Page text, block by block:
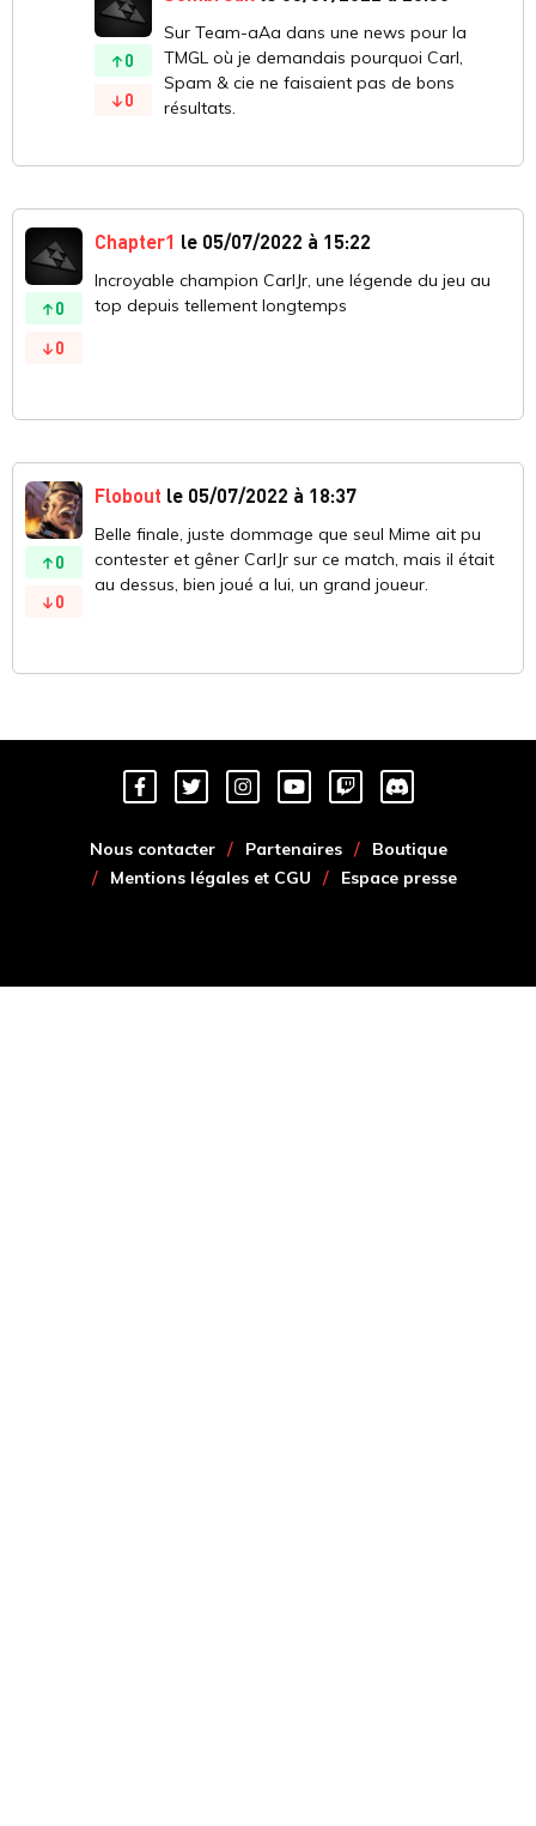
0
0
Sur Team-aAa dans une news pour la
TMGL où je demandais pourquoi Carl,
Spam & cie ne faisaient pas de bons
résultats.
0
0
Chapter1 le 05/07/2022 à 15:22
Incroyable champion CarlJr, une légende du jeu au
top depuis tellement longtemps
0
0
Flobout le 05/07/2022 à 18:37
Belle finale, juste dommage que seul Mime ait pu
contester et gêner CarlJr sur ce match, mais il était
au dessus, bien joué a lui, un grand joueur.
Nous contacter Partenaires
Boutique
Mentions légales et CGU
Espace presse